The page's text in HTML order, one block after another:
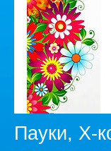
Пауки, Х-